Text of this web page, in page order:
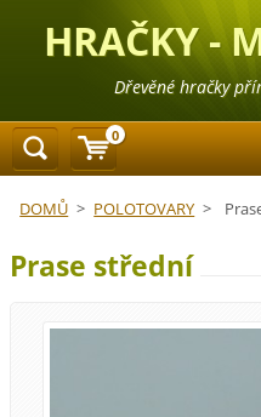
HRAČKY -
Dřevěné hračky
DOMŮ > POLOTOVARY >
Prase střední
0